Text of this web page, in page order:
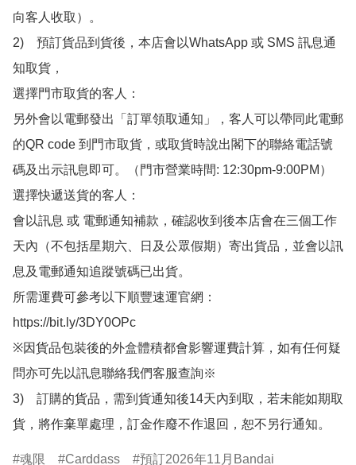
向客人收取）。
2)　預訂貨品到貨後，本店會以WhatsApp 或 SMS 訊息通
知取貨，
選擇門市取貨的客人：
另外會以電郵發出「訂單領取通知」，客人可以帶同此電郵
的QR code 到門市取貨，或取貨時說出閣下的聯絡電話號
碼及出示訊息即可。（門市營業時間: 12:30pm-9:00PM）
選擇快遞送貨的客人：
會以訊息 或 電郵通知補款，確認收到後本店會在三個工作
天內（不包括星期六、日及公眾假期）寄出貨品，並會以訊
息及電郵通知追蹤號碼已出貨。
所需運費可參考以下順豐速運官網：
https://bit.ly/3DY0OPc
※因貨品包裝後的外盒體積都會影響運費計算，如有任何疑
問亦可先以訊息聯絡我們客服查詢※
3)　訂購的貨品，需到貨通知後14天內到取，若未能如期取
貨，將作棄單處理，訂金作廢不作退回，恕不另行通知。
魂限 Carddass 預訂2026年11月Bandai